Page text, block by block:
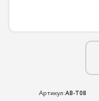
Артикул:AB-T08